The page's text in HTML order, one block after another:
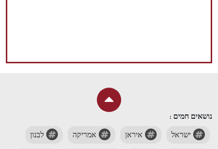
נושאים חמים :
ישראל איראן אמריקה לבנון